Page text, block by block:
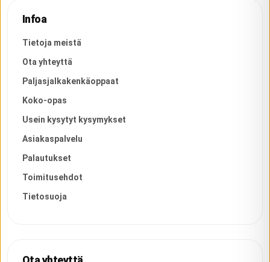
Infoa
Tietoja meistä
Ota yhteyttä
Paljasjalkakenkäoppaat
Koko-opas
Usein kysytyt kysymykset
Asiakaspalvelu
Palautukset
Toimitusehdot
Tietosuoja